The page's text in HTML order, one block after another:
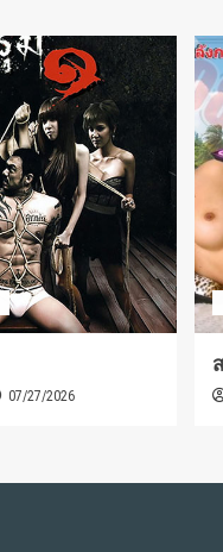
07/27/2026